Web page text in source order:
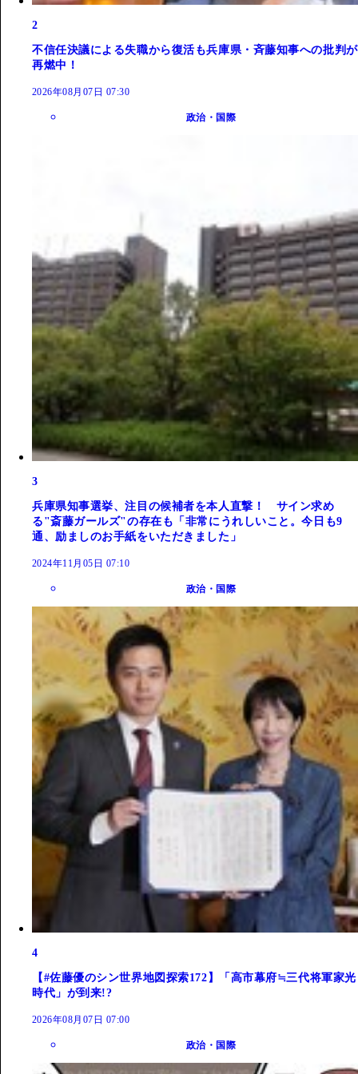
2
不信任決議による失職から復活も兵庫県・斉藤知事への批判が
再燃中！
2026年08月07日 07:30
政治・国際
3
兵庫県知事選挙、注目の候補者を本人直撃！ サイン求め
る"斎藤ガールズ"の存在も「非常にうれしいこと。今日も9
通、励ましのお手紙をいただきました」
2024年11月05日 07:10
政治・国際
4
【#佐藤優のシン世界地図探索172】「高市幕府≒三代将軍家光
時代」が到来!?
2026年08月07日 07:00
政治・国際